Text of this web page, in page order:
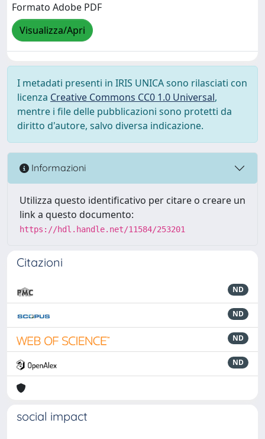
Formato Adobe PDF
Visualizza/Apri
I metadati presenti in IRIS UNICA sono rilasciati con
licenza Creative Commons CC0 1.0 Universal,
mentre i file delle pubblicazioni sono protetti da
diritto d'autore, salvo diversa indicazione.
Informazioni
Utilizza questo identificativo per citare o creare un
link a questo documento:
https://hdl.handle.net/11584/253201
Citazioni
ND
ND
ND
ND
social impact